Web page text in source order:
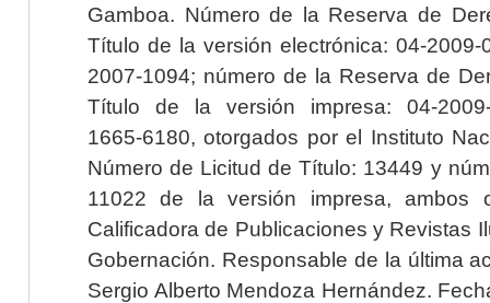
Gamboa. Número de la Reserva de
Título de la versión electrónica: 04-2009-
2007-1094; número de la Reserva de
Título de la versión impresa: 04-2009-
1665-6180, otorgados por el Instituto
Número de Licitud de Título: 13449 y
11022 de la versión impresa, ambos
Calificadora de Publicaciones y Revistas
Gobernación. Responsable de la última
Sergio Alberto Mendoza Hernández.